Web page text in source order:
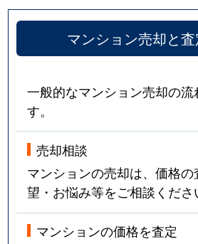
昭和町
880万円
昭和町
630万円
昭和町
1,800万円
昭和町
3,200万円
マンション売却と
一般的なマンション売却の流
す。
売却相談
マンションの売却は、価格
望・お悩み等をご相談くださ
マンションの価格を査定